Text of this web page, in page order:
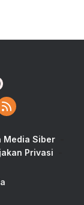
Media Siber
Privasi